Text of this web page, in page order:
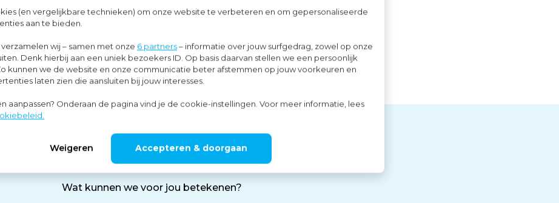
(en vergelijkbare technieken) om onze website te verbeteren en om gepersonaliseerde
aan te bieden.
wij – samen met onze 6 partners– informatie over jouw surfgedrag, zowel op onze
Denk hierbij aan een uniek bezoekers ID. Op basis daarvan stellen we een persoonlijk
kunnen we de website en onze communicatie beter afstemmen op jouw voorkeuren en
laten zien die aansluiten bij jouw interesses.
aanpassen? Onderaan de pagina vind je de cookie-instellingen. Voor meer informatie, lees
Weigeren Accepteren & doorgaan
Wat kunnen we voor jou betekenen?